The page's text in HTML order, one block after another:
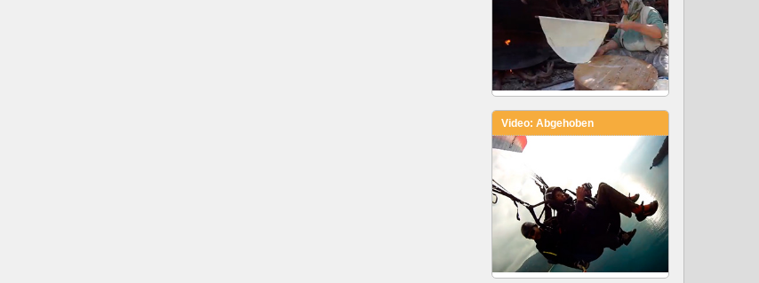
Video: Abgehoben